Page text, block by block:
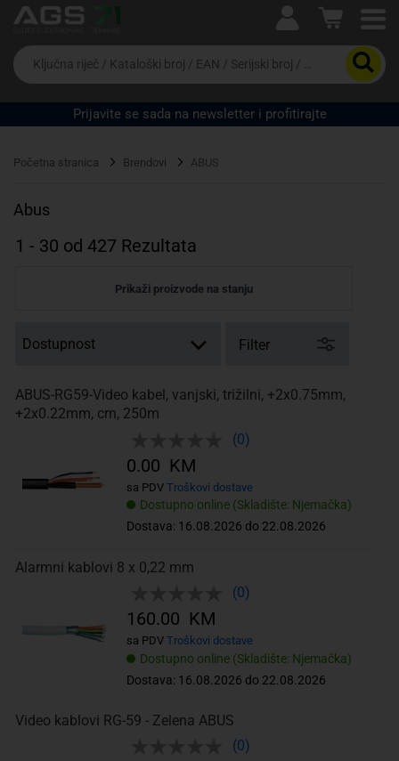
Ova postavka prilagođava asortiman proizvoda i
cijene vašim potrebama.
Da
biste
potražili
proizvod,
unesite
riječ,
EAN
serijski
Prijavite se sada na newsletter i profitirajte
Početna stranica Brendovi ABUS
Abus
1 - 30 od 427 Rezultata
Prikaži proizvode na stanju
Filter
ABUS-RG59-Video kabel, vanjski, trižilni, +2x0.75mm,
+2x0.22mm, crn, 250m
(0)
Dostupno online (Skladište: Njemačka)
Dostava: 16.08.2026 do 22.08.2026
0.00 KM
sa PDV Troškovi dostave
Alarmni kablovi 8 x 0,22 mm
(0)
Dostupno online (Skladište: Njemačka)
Dostava: 16.08.2026 do 22.08.2026
160.00 KM
sa PDV Troškovi dostave
Video kablovi RG-59 - Zelena ABUS
(0)